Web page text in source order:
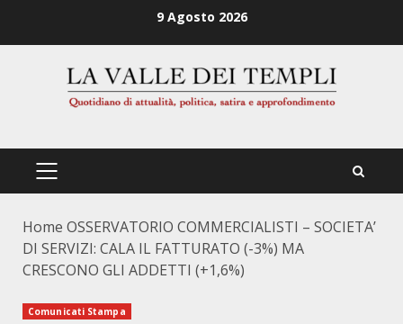
9 Agosto 2026
PRIMÄRES
Home OSSERVATORIO COMMERCIALISTI – SOCIETA’
DI SERVIZI: CALA IL FATTURATO (-3%) MA
CRESCONO GLI ADDETTI (+1,6%)
Comunicati Stampa